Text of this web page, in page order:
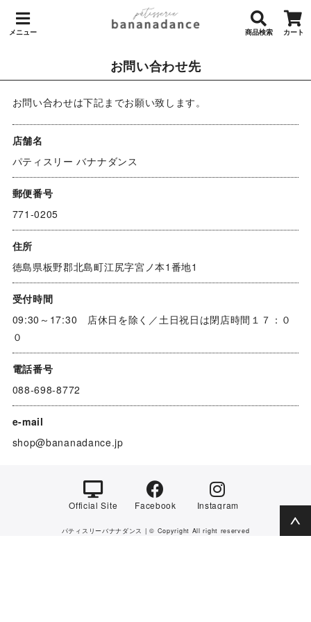
メニュー 商品検索 カート
お問い合わせ先
お問い合わせは下記までお願い致します。
店舗名
パティスリー バナナダンス
郵便番号
771-0205
住所
徳島県板野郡北島町江尻字宮ノ本1番地1
受付時間
09:30～17:30 店休日を除く／土日祝日は閉店時間１７：０
０
電話番号
088-698-8772
e-mail
shop@bananadance.jp
Official Site Facebook Instagram
パティスリーバナナダンス | © Copyright All right reserved